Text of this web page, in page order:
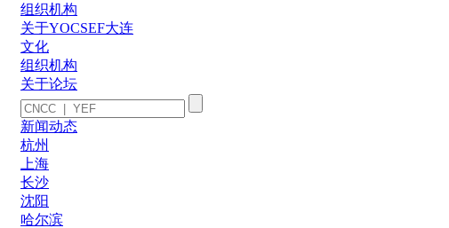
组织机构
关于YOCSEF大连
文化
组织机构
关于论坛
新闻动态
杭州
上海
长沙
沈阳
哈尔滨